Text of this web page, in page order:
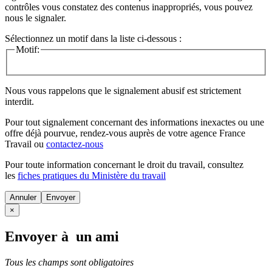
contrôles vous constatez des contenus inappropriés, vous pouvez
nous le signaler.
Sélectionnez un motif dans la liste ci-dessous :
Motif:
Nous vous rappelons que le signalement abusif est strictement
interdit.
Pour tout signalement concernant des informations inexactes ou une
offre déjà pourvue, rendez-vous auprès de votre agence France
Travail ou contactez-nous
Pour toute information concernant le droit du travail, consultez
les fiches pratiques du Ministère du travail
Annuler
×
Envoyer à un ami
Tous les champs sont obligatoires